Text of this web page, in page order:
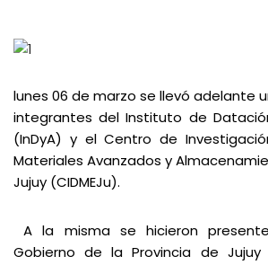
lunes 06 de marzo se llevó adelante
integrantes del Instituto de
(InDyA) y el Centro de
Materiales Avanzados y
Jujuy (CIDMEJu).
A la misma se hicieron
Gobierno de la Provincia de